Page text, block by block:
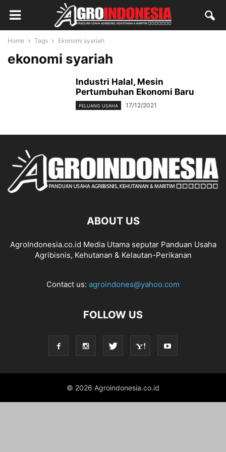
Home Tags Ekonomi syariah
ekonomi syariah
Industri Halal, Mesin
Pertumbuhan Ekonomi Baru
PELUANG USAHA 17/12/2021
ABOUT US
AgroIndonesia.co.id Media Utama seputar Panduan Usaha
Agribisnis, Kehutanan & Kelautan-Perikanan
Contact us: agroindones@yahoo.com
FOLLOW US
© 2026 Agroindonesia.co.id